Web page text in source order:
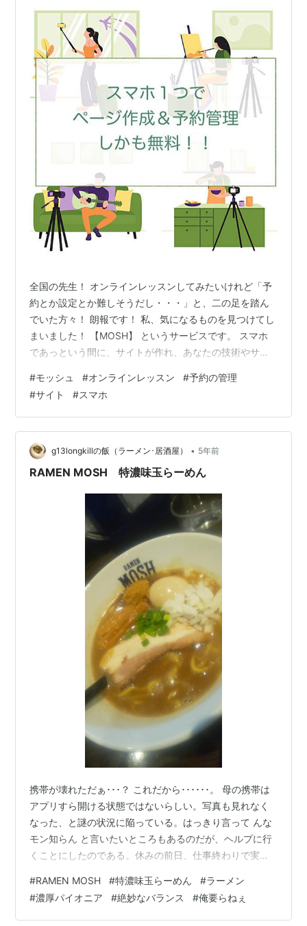
全国の先生！ オンラインレッスンしてみたいけれど「予
約とか設定とか難しそうだし・・・」と、二の足を踏ん
でいた方々！ 朗報です！ 私、気になるものを見つけてし
まいました！ 【MOSH】 というサービスです。 スマホ
であっという間に、サイトが作れ、あなたの技術やサー
なっています。 なので、少し調べてみました。 初期費用
0円！予約サイト作成サービス【MOSH】 「MOSH」
は、サービス販売のプラットフォーム 「MOSH」の特徴
は？ 「MOSH」はどんな人が利用している？ 「MOSH」
は誰でも簡単にサービスサイトをつくることができる
「MOSH」は初…
#モッシュ #オンラインレッスン #予約の管理
#サイト #スマホ
g13longkillの飯（ラーメン･居酒屋） • 5年前
RAMEN MOSH 特濃味玉らーめん
携帯が壊れただぁ･･･？ これだから･･････。 母の携帯は
アプリすら開ける状態ではないらしい。写真も見れなく
なった、と謎の状況に陥っている。はっきり言って んな
モン知らん と言いたいところもあるのだが、ヘルプに行
くことにしたのである。休みの前日、仕事終わりで実家
ロSDを購入する必要があり、大仙市を通過することにす
る。 しかし、時間は19:00を周り、私の空腹も限界に近
付いてきた。 何度かお伝えしているが、大仙市はラーメ
#RAMEN MOSH #特濃味玉らーめん #ラーメン
#濃厚パイオニア #絶妙なバランス #俺要らねぇ